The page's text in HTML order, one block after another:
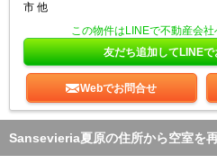
市 他
この物件はLINEで不動産会
友だち追加してLINE
Webでお問合せ
Sansevieria夏原の住所から空室を